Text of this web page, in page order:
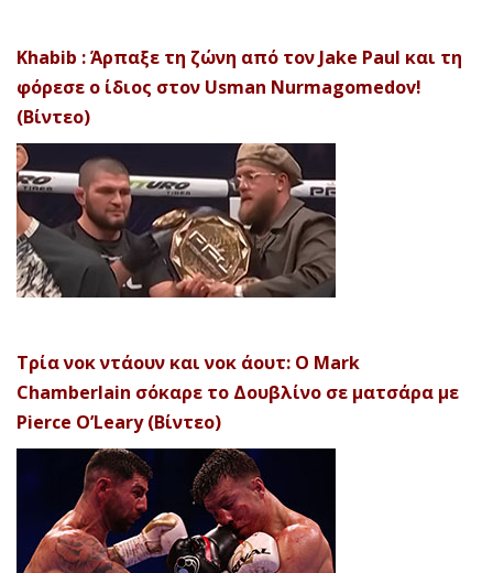
Khabib : Άρπαξε τη ζώνη από τον Jake Paul και τη
φόρεσε ο ίδιος στον Usman Nurmagomedov!
(Βίντεο)
Τρία νοκ ντάουν και νοκ άουτ: Ο Mark
Chamberlain σόκαρε το Δουβλίνο σε ματσάρα με
Pierce O’Leary (Βίντεο)